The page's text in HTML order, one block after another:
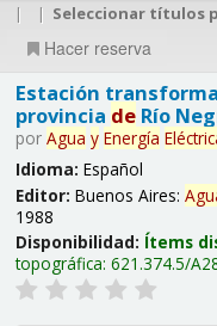
| | Seleccionar títulos
Hacer reserva
Estación
provincia deRío
por Agua y Energía
Idioma: Español
Editor: Buenos Aires:
1988
Disponibilidad: Ítems
topográfica: 621.374.5/